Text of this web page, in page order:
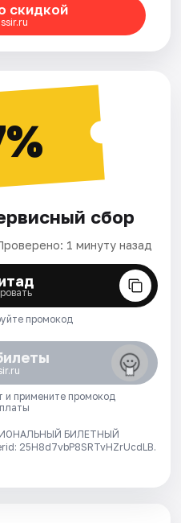
скидкой
сбор
1 минуту назад
промокод
и примените промокод
БИЛЕТНЫЙ
25H8d7vbP8SRTvHZrUcdLB.